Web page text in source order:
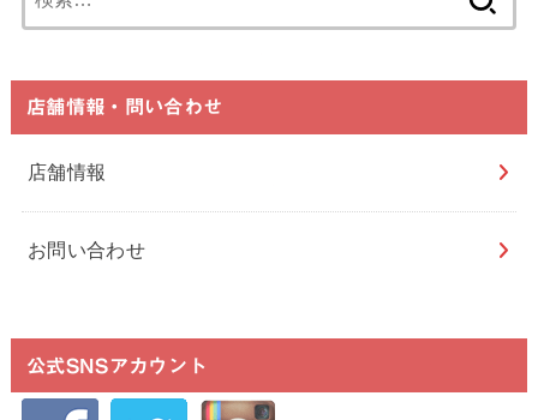
索:
店舗情報・問い合わせ
店舗情報
お問い合わせ
公式SNSアカウント